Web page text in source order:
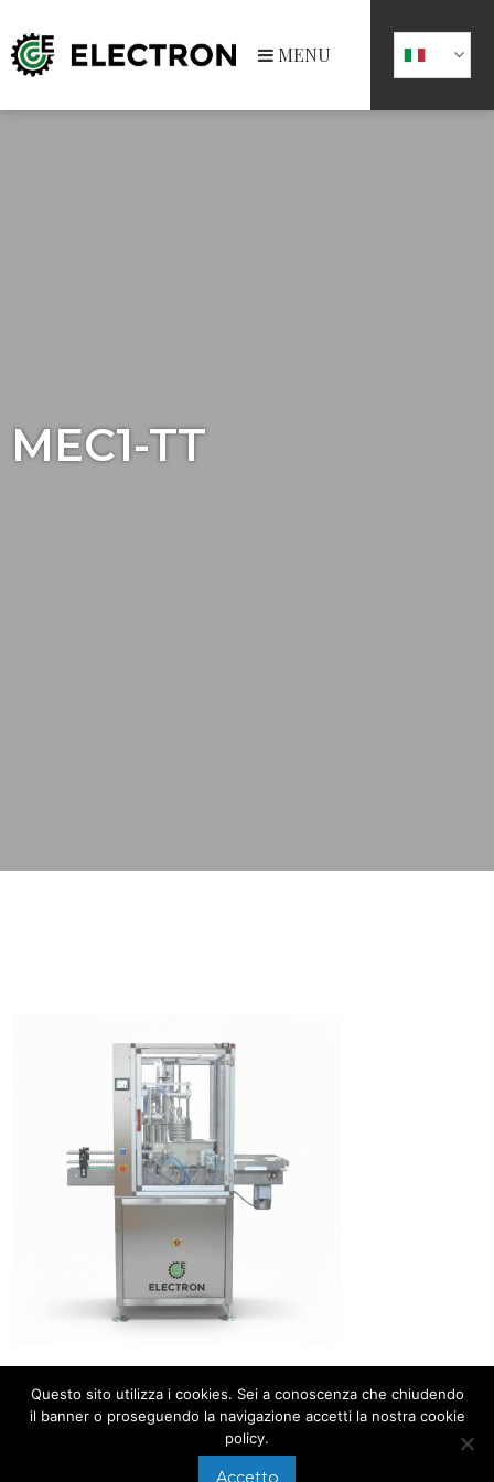
MENU
MEC1-TT
Questo sito utilizza i cookies. Sei a conoscenza che chiudendo
il banner o proseguendo la navigazione accetti la nostra cookie
policy.
Accetto